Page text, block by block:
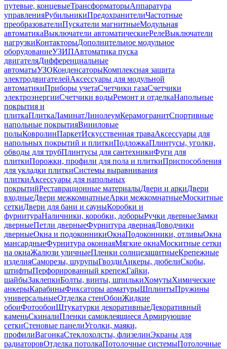
путевые, концевыеТрансформаторыАппаратура
управленияРубильникиПредохранителиЧастотные
преобразователиПускатели магнитныеМодульная
автоматикаВыключатели автоматическиеРелеВыключатели
нагрузкиКонтакторыДополнительное модульное
оборудованиеУЗИПАвтоматика пуска
двигателяДифференциальные
автоматыУЗОКонденсаторыКомплексная защита
электродвигателейАксессуары для модульной
автоматикиПриборы учетаСчетчики газаСчетчики
электроэнергииСчетчики водыРемонт и отделкаНапольные
покрытия и
плиткаПлиткаЛаминатЛинолеумКерамогранитСпортивные
напольные покрытияВиниловые
полыКовролинПаркетИскусственная траваАксессуары для
напольных покрытий и плиткиПодложкаПлинтусы, уголки,
обводы для трубПлинтусы для сантехникиФуги для
плиткиПорожки, профили для пола и плиткиПриспособления
для укладки плиткиСистемы выравнивания
плиткиАксессуары для напольных
покрытийРеставрационные материалыДвери и аркиДвери
входныеДвери межкомнатныеАрки межкомнатныеМоскитные
сеткиДвери для бани и сауныКоробки и
фурнитураНаличники, коробки, доборыРучки дверныеЗамки
дверныеПетли дверныеФурнитура двернаяДоводчики
дверныеОкна и подоконникиОкнаПодоконники, отливыОкна
мансардныеФурнитура оконнаяМягкие окнаМоскитные сетки
на окнаЖалюзи уличныеПленки солнцезащитныеКрепежные
изделияСаморезы, шурупыГвоздиАнкеры, дюбелиСкобы,
штифтыПерфорированный крепежГайки,
шайбыЗаклепкиБолты, винты, шпилькиХомутыХимические
анкерыКарабиныФиксаторы арматурыШплинтыПружины
универсальныеОтделка стенОбоиЖидкие
обоиФотообоиШтукатурки декоративныеДекоративный
каменьСкиналиПленки самоклеящиеся Армирующие
сеткиСтеновые панелиУголки, маяки,
профилиВагонкаСтеклохолсты, флизелинЭкраны для
радиаторовОтделка потолкаПотолочные системыПотолочные